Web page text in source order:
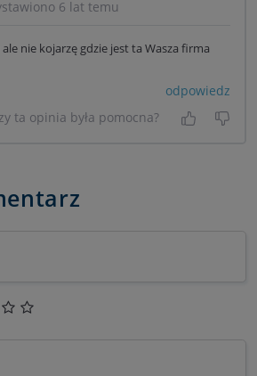
6 lat temu
ale nie kojarzę gdzie jest ta Wasza firma
odpowiedz
ta opinia była pomocna?
Tak, była
Nie